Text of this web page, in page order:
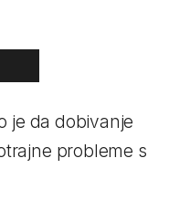
je da dobivanje
probleme s